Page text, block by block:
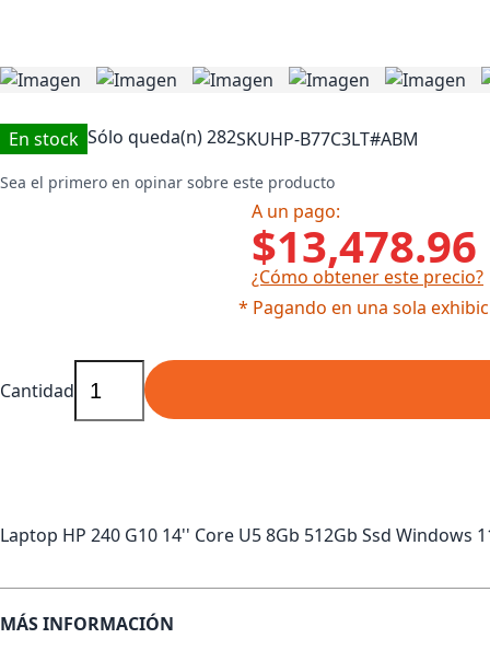
En stock Sólo queda(n)282SKUHP-B77C3LT#ABM
Sea el primero en opinar sobre este producto
A un pago:
$13,478.96
¿Cómo obtener este precio?
* Pagando en una sola
Cantidad
Laptop HP 240 G10 14'' Core U5 8Gb 512Gb Ssd Windows
MÁS INFORMACIÓN